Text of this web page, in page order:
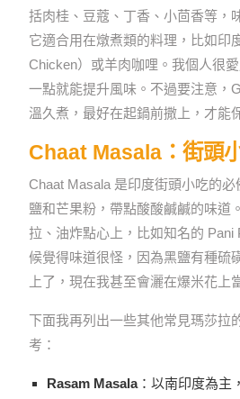
括肉桂、豆蔻、丁香、小茴香等，
它適合用在燉煮類的料理，比如印
Chicken）或羊肉咖哩。我個人很
一點就能提升風味。不過要注意，
溫久煮，最好在起鍋前撒上，才能
Chaat Masala：街頭
Chaat Masala 是印度街頭小吃的
鹽和芒果粉，帶點酸酸鹹鹹的味道
拉、油炸點心上，比如知名的 Pani
候覺得味道很怪，因為黑鹽有種硫
上了，現在我甚至會灑在爆米花上
下面我再列出一些其他常見瑪莎拉
考：
Rasam Masala：以南印度為主